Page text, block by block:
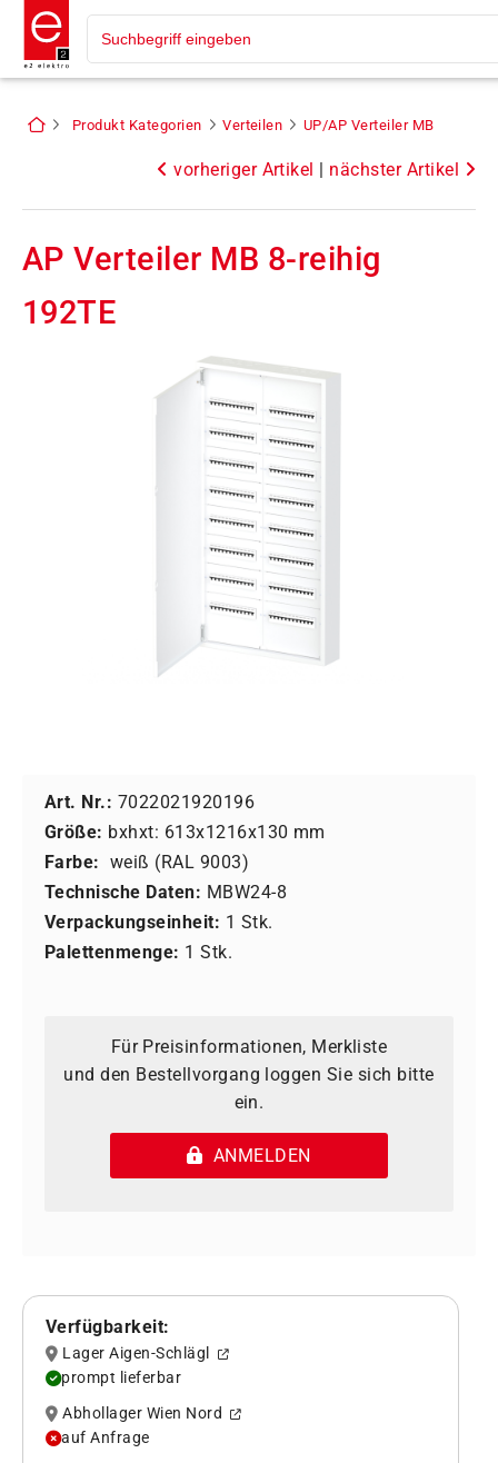
Produkt Kategorien Verteilen UP/AP Verteiler MB
vorheriger Artikel | nächster Artikel
AP Verteiler MB 8-reihig
192TE
Verfügbarkeit:
Lager Aigen-Schlägl
prompt lieferbar
Abhollager Wien Nord
auf Anfrage
Art. Nr.: 7022021920196
Größe: bxhxt: 613x1216x130 mm
Farbe: weiß (RAL 9003)
Technische Daten: MBW24-8
Verpackungseinheit: 1 Stk.
Palettenmenge: 1 Stk.
Für Preisinformationen, Merkliste
und den Bestellvorgang loggen Sie sich bitte
ein.
ANMELDEN